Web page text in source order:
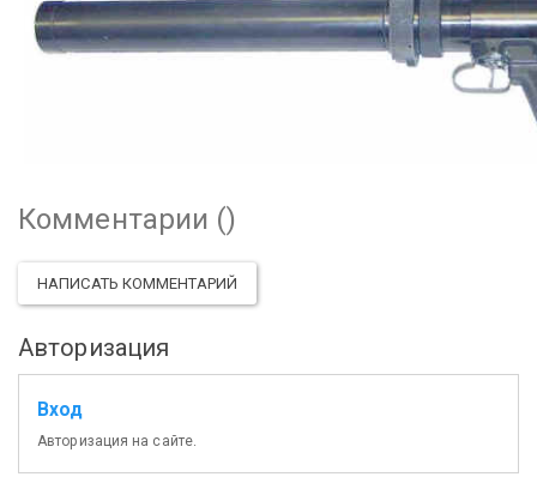
Комментарии ()
НАПИСАТЬ КОММЕНТАРИЙ
Авторизация
Вход
Авторизация на сайте.